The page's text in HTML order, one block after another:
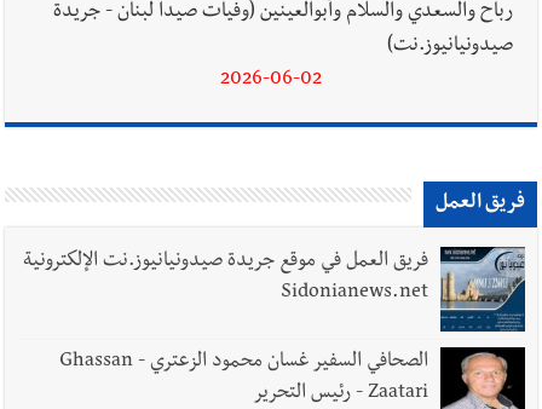
العالم العربي
أخبار العالم
الرئيس الأميركي ترامب يحذّر إيران من ضربة قوية...
وإعلام إيراني: الاتّفاق مع عُمان مؤجّل ما دامت التهديدات مستمرّة
أخبار صيدا
بكرة الطاولة للرجال للعام الرابع على التوالي
رباح والسعدي والسلام وأبوالعينين (وفيات صيدا لبنان - جريدة
صيدونيانيوز.نت)
2026-06-02
فريق العمل
فريق العمل في موقع جريدة صيدونيانيوز.نت الإلكترونية
Sidonianews.net
الصحافي السفير غسان محمود الزعتري - Ghassan
Zaatari - رئيس التحرير